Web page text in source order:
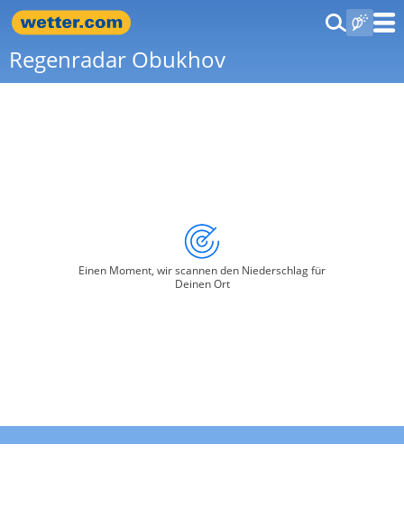
Regenradar Obukhov
Einen Moment, wir scannen den Niederschlag für
Deinen Ort